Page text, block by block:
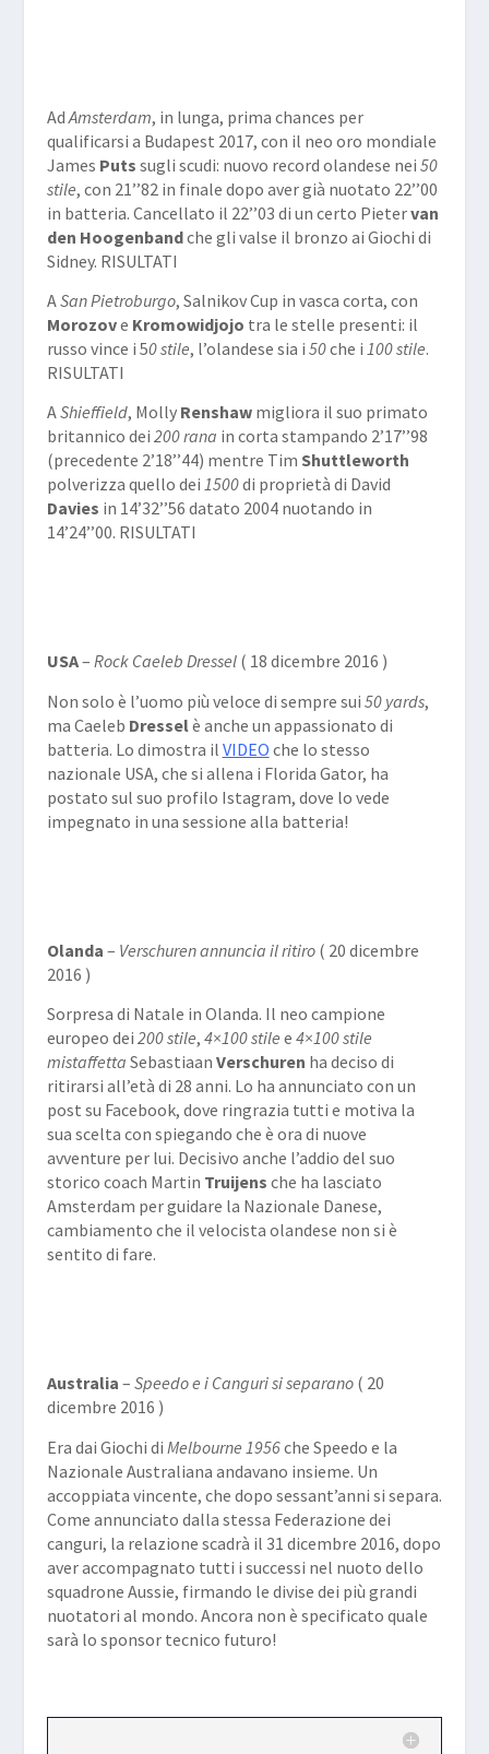
Ad Amsterdam, in lunga, prima chances per
qualificarsi a Budapest 2017, con il neo oro mondiale
James Puts sugli scudi: nuovo record olandese nei 50
stile, con 21’’82 in finale dopo aver già nuotato 22’’00
in batteria. Cancellato il 22’’03 di un certo Pietervan
den Hoogenbandche gli valse il bronzo ai Giochi di
Sidney. RISULTATI
ASan Pietroburgo, Salnikov Cup in vasca corta, con
Morozove Kromowidjojo tra le stelle presenti: il
russo vince i 50 stile, l’olandese sia i 50che i 100 stile.
RISULTATI
AShieffield, Molly Renshawmigliora il suo primato
britannico dei 200 rana in corta stampando 2’17’’98
(precedente 2’18’’44) mentre Tim Shuttleworth
polverizza quello dei 1500di proprietà di David
Davies in 14’32’’56 datato 2004 nuotando in
14’24’’00. RISULTATI
USA– Rock Caeleb Dressel ( 18 dicembre 2016 )
Non solo è l’uomo più veloce di sempre sui 50 yards,
ma Caeleb Dresselè anche un appassionato di
batteria. Lo dimostra il VIDEO che lo stesso
nazionale USA, che si allena i Florida Gator, ha
postato sul suo profilo Istagram, dove lo vede
impegnato in una sessione alla batteria!
Olanda – Verschuren annuncia il ritiro( 20 dicembre
2016 )
Sorpresa di Natale in Olanda. Il neo campione
europeo dei 200 stile, 4×100 stile e 4×100 stile
mistaffetta Sebastiaan Verschuren ha deciso di
ritirarsi all’età di 28 anni. Lo ha annunciato con un
post su Facebook, dove ringrazia tutti e motiva la
sua scelta con spiegando che è ora di nuove
avventure per lui. Decisivo anche l’addio del suo
storico coach Martin Truijens che ha lasciato
Amsterdam per guidare la Nazionale Danese,
cambiamento che il velocista olandese non si è
sentito di fare.
Australia – Speedo e i Canguri si separano( 20
dicembre 2016 )
Era dai Giochi di Melbourne 1956che Speedo e la
Nazionale Australiana andavano insieme. Un
accoppiata vincente, che dopo sessant’anni si separa.
Come annunciato dalla stessa Federazione dei
canguri, la relazione scadrà il 31 dicembre 2016, dopo
aver accompagnato tutti i successi nel nuoto dello
squadrone Aussie, firmando le divise dei più grandi
nuotatori al mondo. Ancora non è specificato quale
sarà lo sponsor tecnico futuro!